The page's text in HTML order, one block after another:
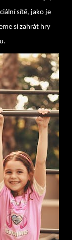
sítě, jako je
si zahrát hry